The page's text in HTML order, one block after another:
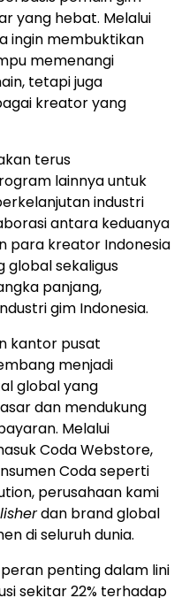
yang hebat. Melalui
ingin membuktikan
memenangi
tetapi juga
kreator yang
terus
lainnya untuk
industri
antara keduanya
para kreator Indonesia
global sekaligus
panjang,
gim Indonesia.
kantor pusat
menjadi
global yang
dan mendukung
Melalui
Coda Webstore,
Coda seperti
perusahaan kami
dan brand global
di seluruh dunia.
penting dalam lini
sekitar 22% terhadap